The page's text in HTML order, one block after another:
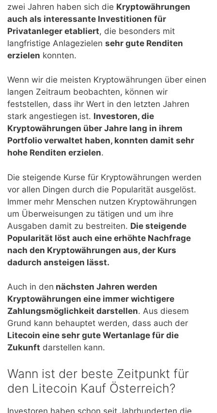
zwei Jahren haben sich die Kryptowährungen
auch als interessante Investitionen für
Privatanleger etabliert, die besonders mit
langfristige Anlagezielen sehr gute Renditen
erzielen konnten.
Wenn wir die meisten Kryptowährungen über einen
langen Zeitraum beobachten, können wir
feststellen, dass ihr Wert in den letzten Jahren
stark angestiegen ist. Investoren, die
Kryptowährungen über Jahre lang in ihrem
Portfolio verwaltet haben, konnten damit sehr
hohe Renditen erzielen.
Die steigende Kurse für Kryptowährungen werden
vor allen Dingen durch die Popularität ausgelöst.
Immer mehr Menschen nutzen Kryptowährungen
um Überweisungen zu tätigen und um ihre
Ausgaben damit zu bestreiten. Die steigende
Popularität löst auch eine erhöhte Nachfrage
nach den Kryptowährungen aus, der Kurs
dadurch ansteigen lässt.
Auch in den nächsten Jahren werden
Kryptowährungen eine immer wichtigere
Zahlungsmöglichkeit darstellen. Aus diesem
Grund kann behauptet werden, dass auch der
Litecoin eine sehr gute Wertanlage für die
Zukunft darstellen kann.
Wann ist der beste Zeitpunkt für
den Litecoin Kauf Österreich?
Investoren haben schon seit Jahrhunderten die